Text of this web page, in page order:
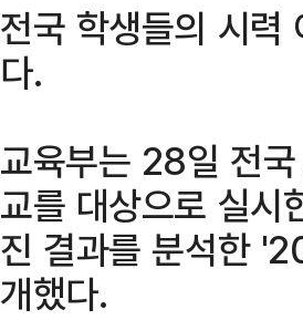
전국 학생들의 시력
다.
교육부는 28일 전국
교를 대상으로 실시
진 결과를 분석한
개했다.